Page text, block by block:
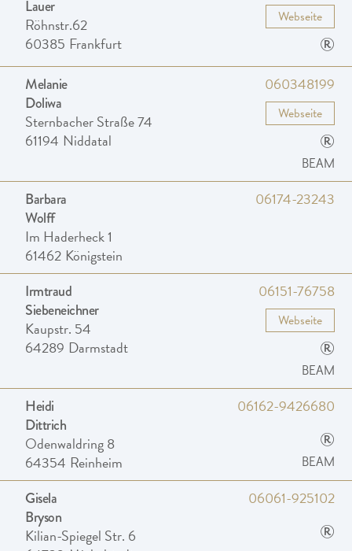
Lauer
Röhnstr.62
60385 Frankfurt
Webseite
®
Melanie
Doliwa
Sternbacher Straße 74
61194 Niddatal
060348199
Webseite
®
BEAM
Barbara
Wolff
Im Haderheck 1
61462 Königstein
06174-23243
Irmtraud
Siebeneichner
Kaupstr. 54
64289 Darmstadt
06151-76758
Webseite
®
BEAM
Heidi
Dittrich
Odenwaldring 8
64354 Reinheim
06162-9426680
®
BEAM
Gisela
Bryson
Kilian-Spiegel Str. 6
06061-925102
®